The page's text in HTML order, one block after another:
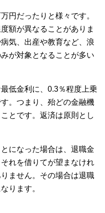
円だったりと様々です。
額が異なることがありま
気、出産や教育など、浪
が対象となることが多い
低金利に、0.3％程度上乗
。つまり、殆どの金融機
とです。返済は原則とし
になった場合は、退職金
れを借りてが望まなけれ
ません。その場合は退職
ります。